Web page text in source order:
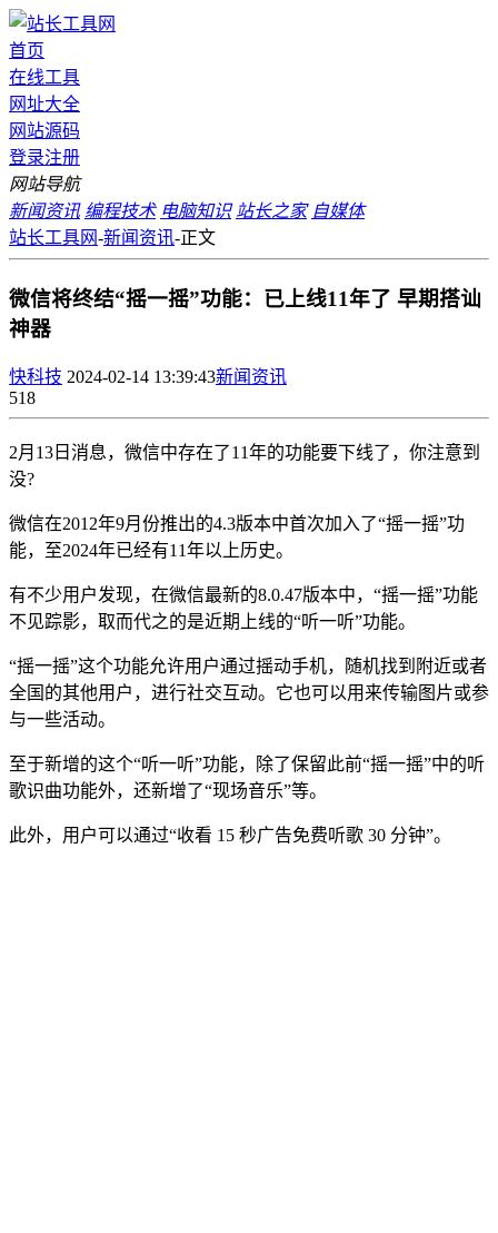
首页
在线工具
网址大全
网站源码
登录注册
网站导航
新闻资讯 编程技术 电脑知识 站长之家 自媒体
站长工具网-新闻资讯-正文
微信将终结“摇一摇”功能：已上线11年了 早期搭讪
神器
快科技 2024-02-14 13:39:43新闻资讯
518
2月13日消息，微信中存在了11年的功能要下线了，你注意到
没?
微信在2012年9月份推出的4.3版本中首次加入了“摇一摇”功
能，至2024年已经有11年以上历史。
有不少用户发现，在微信最新的8.0.47版本中，“摇一摇”功能
不见踪影，取而代之的是近期上线的“听一听”功能。
“摇一摇”这个功能允许用户通过摇动手机，随机找到附近或者
全国的其他用户，进行社交互动。它也可以用来传输图片或参
与一些活动。
至于新增的这个“听一听”功能，除了保留此前“摇一摇”中的听
歌识曲功能外，还新增了“现场音乐”等。
此外，用户可以通过“收看 15 秒广告免费听歌 30 分钟”。